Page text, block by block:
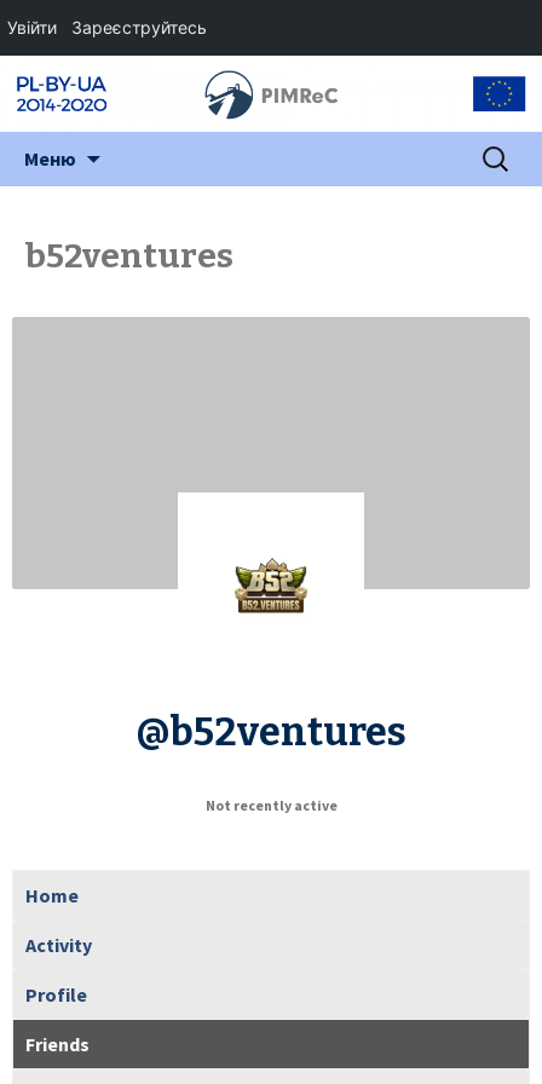
Меню Пошук:
b52ventures
@b52ventures
Not recently active
Home
Activity
Profile
Friends
Увійти Зареєструйтесь